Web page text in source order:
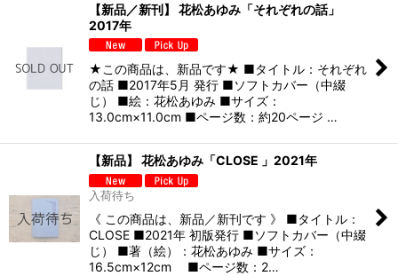
【新品／新刊】 花松あゆみ「それぞれの話」
2017年
★この商品は、新品です★ ■タイトル：それぞれ
の話 ■2017年5月 発行 ■ソフトカバー（中綴
じ） ■絵：花松あゆみ ■サイズ：
13.0cm×11.0cm ■ページ数：約20ページ …
【新品】 花松あゆみ「CLOSE 」2021年
入荷待ち
《 この商品は、新品／新刊です 》 ■タイトル：
CLOSE ■2021年 初版発行 ■ソフトカバー（中綴
じ） ■著（絵）：花松あゆみ ■サイズ：
16.5cm×12cm ■ページ数：2…